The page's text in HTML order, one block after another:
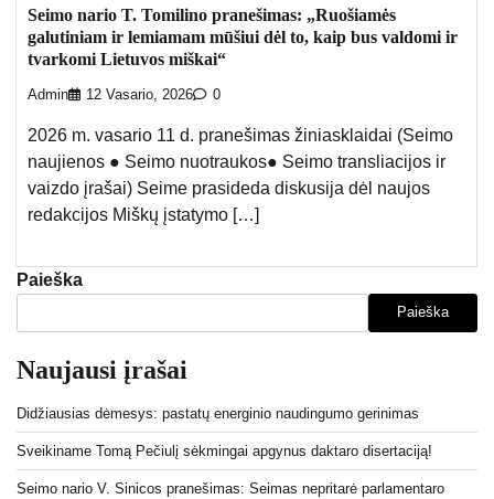
Seimo nario T. Tomilino pranešimas: „Ruošiamės
galutiniam ir lemiamam mūšiui dėl to, kaip bus valdomi ir
tvarkomi Lietuvos miškai“
Admin 12 Vasario, 2026 0
2026 m. vasario 11 d. pranešimas žiniasklaidai (Seimo
naujienos ● Seimo nuotraukos● Seimo transliacijos ir
vaizdo įrašai) Seime prasideda diskusija dėl naujos
redakcijos Miškų įstatymo […]
Paieška
Paieška
Naujausi įrašai
Didžiausias dėmesys: pastatų energinio naudingumo gerinimas
Sveikiname Tomą Pečiulį sėkmingai apgynus daktaro disertaciją!
Seimo nario V. Sinicos pranešimas: Seimas nepritarė parlamentaro